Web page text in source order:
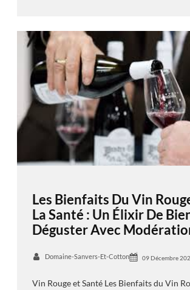
Les Bienfaits Du Vin
La Santé : Un Élixir De
Déguster Avec
Domaine-Sanvers-Et-Cotton 09 Décembre
Vin Rouge et Santé Les Bienfaits du Vin